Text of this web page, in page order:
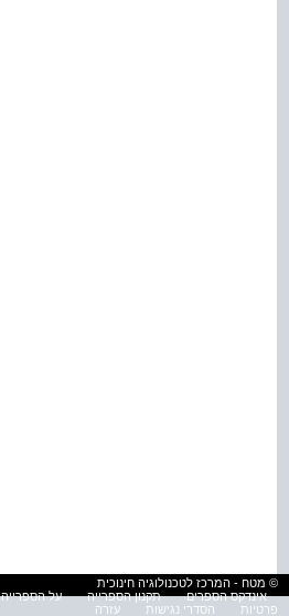
© מטח - המרכז לטכנולוגיה חינוכית
אינדקס הספרים
תקנון הספרייה על הספרייה
פרטיות
הסדרי נגישות עזרה